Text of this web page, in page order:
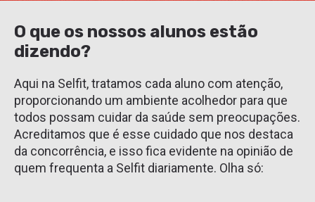
O que os nossos alunos estão
dizendo?
Aqui na Selfit, tratamos cada aluno com atenção,
proporcionando um ambiente acolhedor para que
todos possam cuidar da saúde sem preocupações.
Acreditamos que é esse cuidado que nos destaca
da concorrência, e isso fica evidente na opinião de
quem frequenta a Selfit diariamente. Olha só: